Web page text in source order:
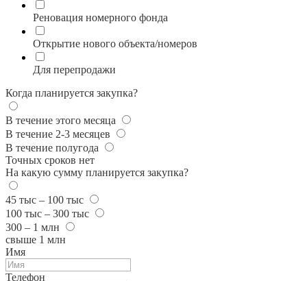
Реновация номерного фонда
Открытие нового объекта/номеров
Для перепродажи
Когда планируется закупка?
В течение этого месяца
В течение 2-3 месяцев
В течение полугода
Точных сроков нет
На какую сумму планируется закупка?
45 тыс – 100 тыс
100 тыс – 300 тыс
300 – 1 млн
свыше 1 млн
Имя
Телефон